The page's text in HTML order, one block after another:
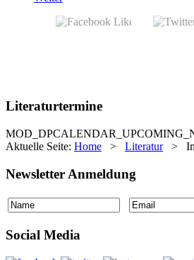
Literaturtermine
Aktuelle Seite: Home > Literatur >
Newsletter Anmeldung
Social Media